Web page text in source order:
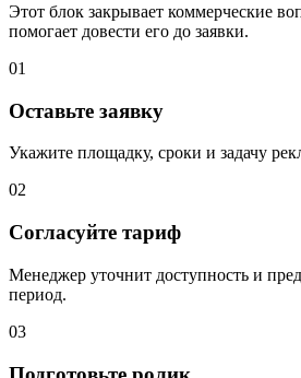
Этот блок закрывает коммерческие
помогает довести его до заявки.
01
Оставьте заявку
Укажите площадку, сроки и задачу
02
Согласуйте тариф
Менеджер уточнит доступность и
период.
03